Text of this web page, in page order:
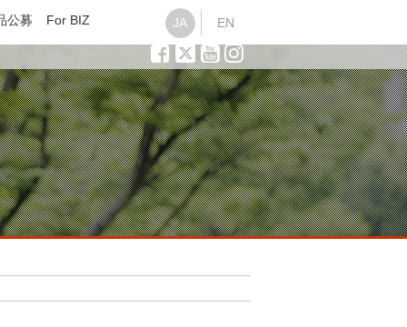
JA EN
公募 For BIZ